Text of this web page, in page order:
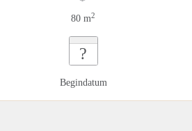
80 m2
?
Begindatum